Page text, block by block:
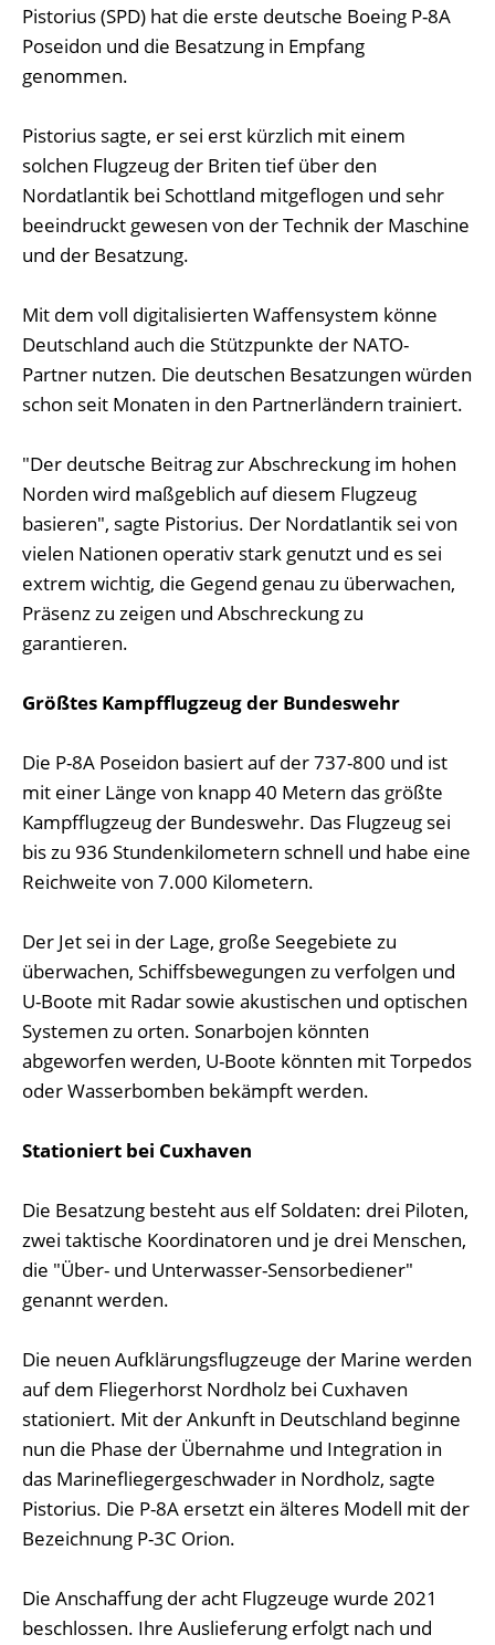
Pistorius (SPD) hat die erste deutsche Boeing P-8A
Poseidon und die Besatzung in Empfang
genommen.
Pistorius sagte, er sei erst kürzlich mit einem
solchen Flugzeug der Briten tief über den
Nordatlantik bei Schottland mitgeflogen und sehr
beeindruckt gewesen von der Technik der Maschine
und der Besatzung.
Mit dem voll digitalisierten Waffensystem könne
Deutschland auch die Stützpunkte der NATO-
Partner nutzen. Die deutschen Besatzungen würden
schon seit Monaten in den Partnerländern trainiert.
"Der deutsche Beitrag zur Abschreckung im hohen
Norden wird maßgeblich auf diesem Flugzeug
basieren", sagte Pistorius. Der Nordatlantik sei von
vielen Nationen operativ stark genutzt und es sei
extrem wichtig, die Gegend genau zu überwachen,
Präsenz zu zeigen und Abschreckung zu
garantieren.
Größtes Kampfflugzeug der Bundeswehr
Die P-8A Poseidon basiert auf der 737-800 und ist
mit einer Länge von knapp 40 Metern das größte
Kampfflugzeug der Bundeswehr. Das Flugzeug sei
bis zu 936 Stundenkilometern schnell und habe eine
Reichweite von 7.000 Kilometern.
Der Jet sei in der Lage, große Seegebiete zu
überwachen, Schiffsbewegungen zu verfolgen und
U-Boote mit Radar sowie akustischen und optischen
Systemen zu orten. Sonarbojen könnten
abgeworfen werden, U-Boote könnten mit Torpedos
oder Wasserbomben bekämpft werden.
Stationiert bei Cuxhaven
Die Besatzung besteht aus elf Soldaten: drei Piloten,
zwei taktische Koordinatoren und je drei Menschen,
die "Über- und Unterwasser-Sensorbediener"
genannt werden.
Die neuen Aufklärungsflugzeuge der Marine werden
auf dem Fliegerhorst Nordholz bei Cuxhaven
stationiert. Mit der Ankunft in Deutschland beginne
nun die Phase der Übernahme und Integration in
das Marinefliegergeschwader in Nordholz, sagte
Pistorius. Die P-8A ersetzt ein älteres Modell mit der
Bezeichnung P-3C Orion.
Die Anschaffung der acht Flugzeuge wurde 2021
beschlossen. Ihre Auslieferung erfolgt nach und